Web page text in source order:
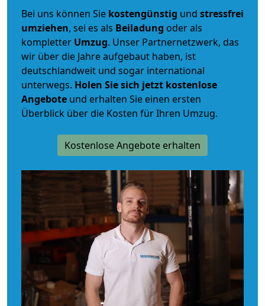
Bei uns können Sie kostengünstig und stressfrei
umziehen, sei es als Beiladung oder als
kompletter Umzug. Unser Partnernetzwerk, das
wir über die Jahre aufgebaut haben, ist
deutschlandweit und sogar international
unterwegs. Holen Sie sich jetzt kostenlose
Angebote und erhalten Sie einen ersten
Überblick über die Kosten für Ihren Umzug.
Kostenlose Angebote erhalten